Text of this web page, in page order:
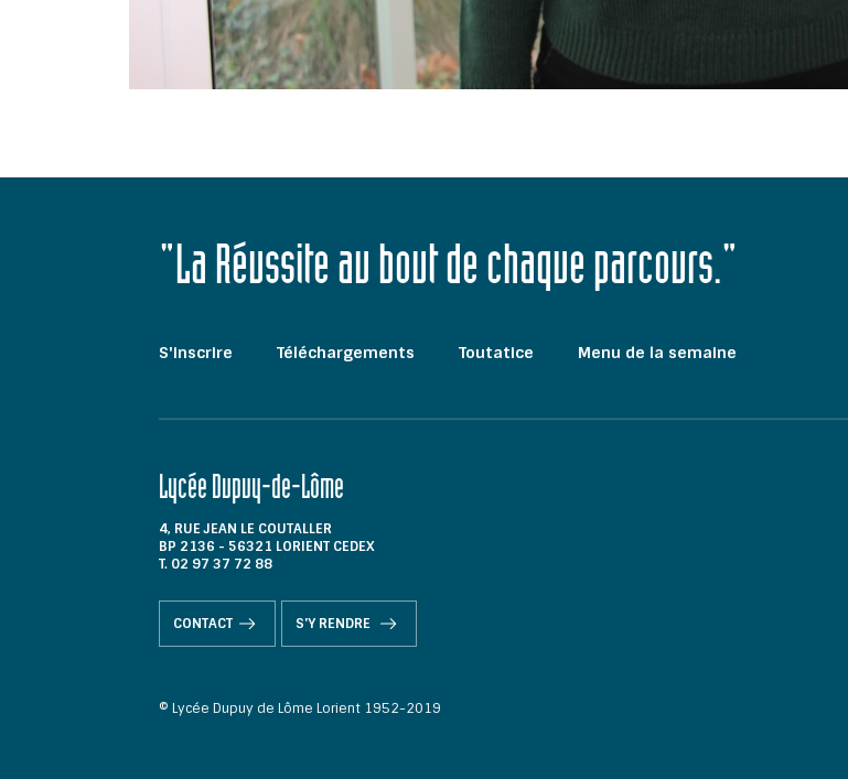
"La Réussite au bout de chaque parcours."
S'inscrire Téléchargements Toutatice Menu de la semaine
Lycée Dupuy-de-Lôme
4, RUE JEAN LE COUTALLER
BP 2136 - 56321 LORIENT CEDEX
T. 02 97 37 72 88
CONTACT S'Y RENDRE
© Lycée Dupuy de Lôme Lorient 1952-2019